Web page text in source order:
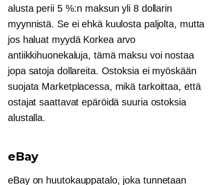
alusta perii 5 %:n maksun yli 8 dollarin
myynnistä. Se ei ehkä kuulosta paljolta, mutta
jos haluat myydä Korkea arvo
antiikkihuonekaluja, tämä maksu voi nostaa
jopa satoja dollareita. Ostoksia ei myöskään
suojata Marketplacessa, mikä tarkoittaa, että
ostajat saattavat epäröidä suuria ostoksia
alustalla.
eBay
eBay on huutokauppatalo, joka tunnetaan